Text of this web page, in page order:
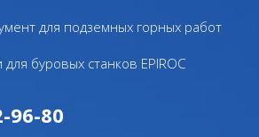
для подземных горных работ
буровых станков EPIROC
96-80